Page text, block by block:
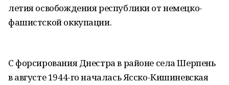
летия освобождения республики от немецко-
фашистской оккупации.
С форсирования Днестра в районе села Шерпень
в августе 1944-го началась Ясско-Кишиневская